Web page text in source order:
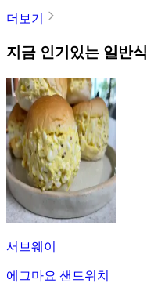
더보기
지금 인기있는 일반식
서브웨이
에그마요 샌드위치